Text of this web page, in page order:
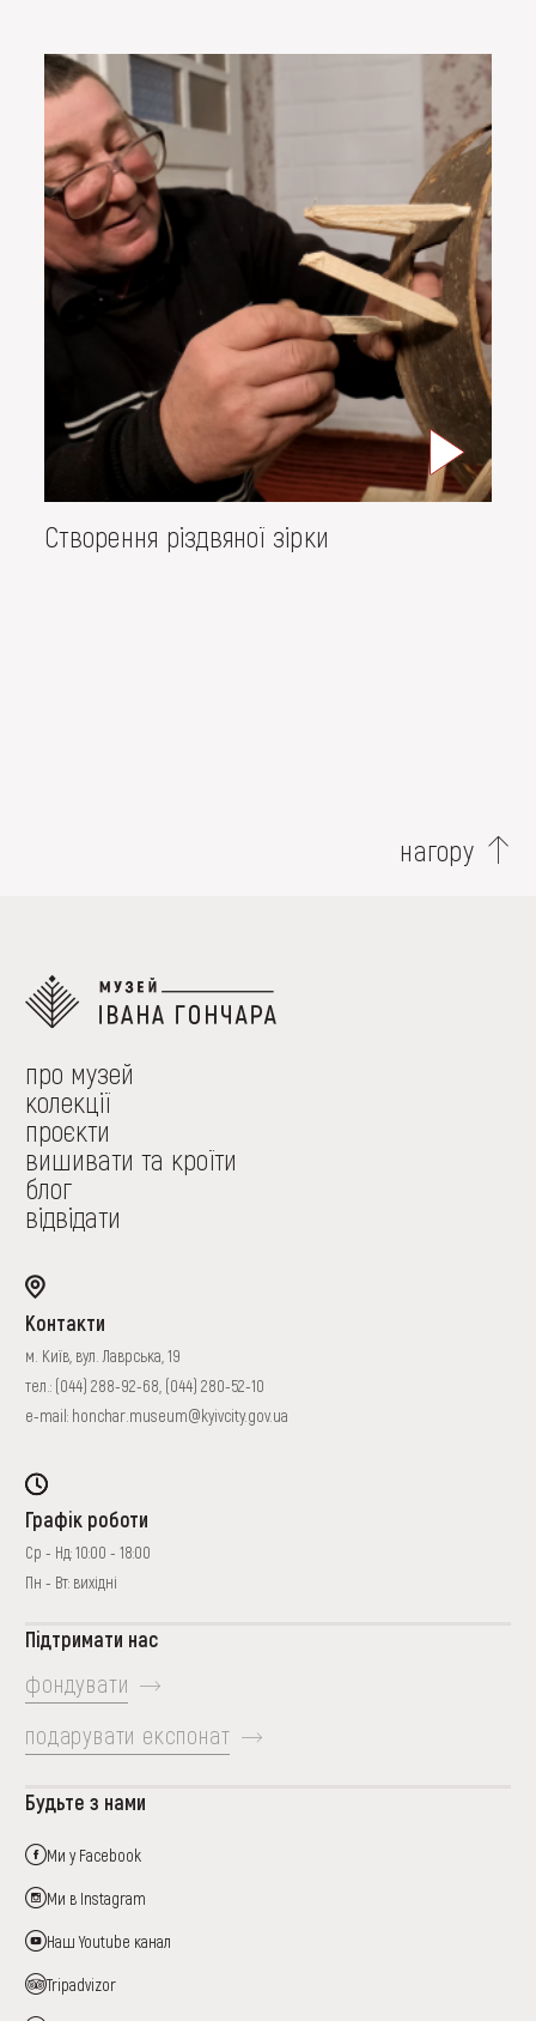
Створення різдвяної зірки
нагору
про музей
колекції
проєкти
вишивати та кроїти
блог
відвідати
Контакти
м. Київ, вул. Лаврська, 19
тел.: (044) 288-92-68 (044) 280-52-10
e-mail: honchar.museum@kyivcity.gov.ua
Графік роботи
Ср - Нд: 10:00 - 18:00
Пн - Вт: вихідні
Підтримати нас
фондувати
подарувати експонат
Будьте з нами
Ми у Facebook
Ми в Instagram
Наш Youtube канал
Tripadvizor